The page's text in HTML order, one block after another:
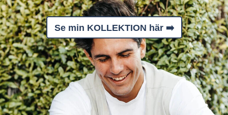
Se min KOLLEKTION här ➡️